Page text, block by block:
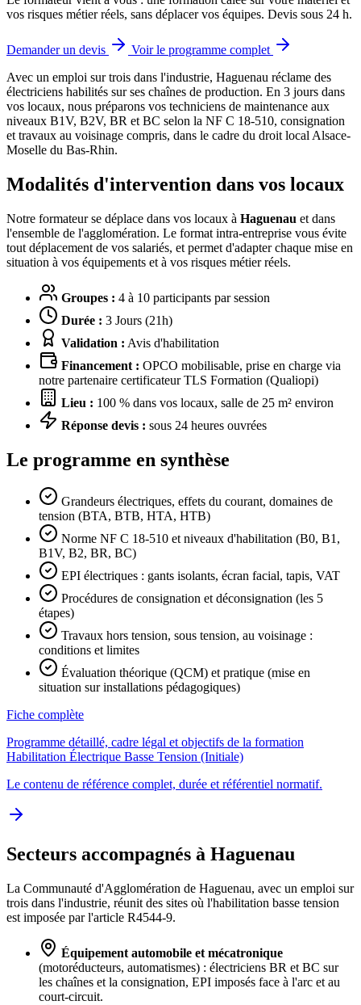
vos risques métier réels, sans déplacer vos équipes. Devis sous 24 h.
Demander un devis
Voir le programme complet
Avec un emploi sur trois dans l'industrie, Haguenau réclame des
électriciens habilités sur ses chaînes de production. En 3 jours dans
vos locaux, nous préparons vos techniciens de maintenance aux
niveaux B1V, B2V, BR et BC selon la NF C 18-510, consignation
et travaux au voisinage compris, dans le cadre du droit local Alsace-
Moselle du Bas-Rhin.
Modalités d'intervention dans vos locaux
Notre formateur se déplace dans vos locaux à Haguenau et dans
l'ensemble de l'agglomération. Le format intra-entreprise vous évite
tout déplacement de vos salariés, et permet d'adapter chaque mise en
situation à vos équipements et à vos risques métier réels.
Groupes : 4 à 10 participants par session
Durée : 3 Jours (21h)
Validation : Avis d'habilitation
Financement : OPCO mobilisable, prise en charge via
notre partenaire certificateur TLS Formation (Qualiopi)
Lieu : 100 % dans vos locaux, salle de 25 m² environ
Réponse devis : sous 24 heures ouvrées
Le programme en synthèse
Grandeurs électriques, effets du courant, domaines de
tension (BTA, BTB, HTA, HTB)
Norme NF C 18-510 et niveaux d'habilitation (B0, B1,
B1V, B2, BR, BC)
EPI électriques : gants isolants, écran facial, tapis, VAT
Procédures de consignation et déconsignation (les 5
étapes)
Travaux hors tension, sous tension, au voisinage :
conditions et limites
Évaluation théorique (QCM) et pratique (mise en
situation sur installations pédagogiques)
Fiche complète
Programme détaillé, cadre légal et objectifs de la formation
Habilitation Électrique Basse Tension (Initiale)
Le contenu de référence complet, durée et référentiel normatif.
Secteurs accompagnés à Haguenau
La Communauté d'Agglomération de Haguenau, avec un emploi sur
trois dans l'industrie, réunit des sites où l'habilitation basse tension
est imposée par l'article R4544-9.
Équipement automobile et mécatronique
(motoréducteurs, automatismes) : électriciens BR et BC sur
les chaînes et la consignation, EPI imposés face à l'arc et au
court-circuit.